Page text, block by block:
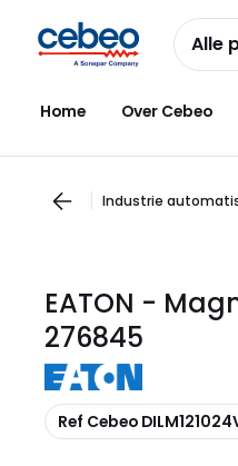
naar
navigatie
naar
inhoud
Alle
Home Over Cebeo
Industrie
EATON -
276845
Kopiëren
Ref Cebeo